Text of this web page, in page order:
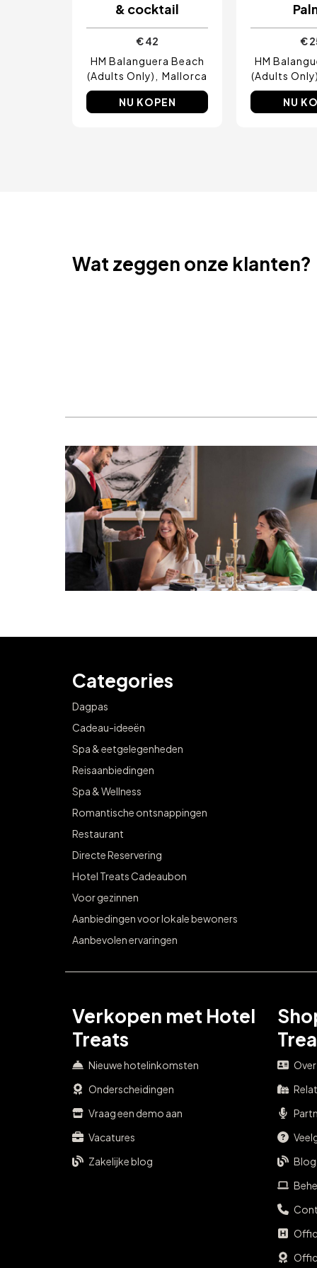
Amsterdam, Nederland& cocktail
€ 42
HM Balanguera Beach
(Adults Only)
Mallorca
NU KOPEN
€
HM
(Adults Only)
NU
Wat zeggen onze klanten?
Categories
Dagpas
Cadeau-ideeën
Spa & eetgelegenheden
Reisaanbiedingen
Spa & Wellness
Romantische ontsnappingen
Restaurant
Directe Reservering
Hotel Treats Cadeaubon
Voor gezinnen
Aanbiedingen voor lokale bewoners
Aanbevolen ervaringen
Verkopen met Hotel
Treats
Nieuwe hotelinkomsten
Onderscheidingen
Vraag een demo aan
Vacatures
Zakelijke blog
Blog